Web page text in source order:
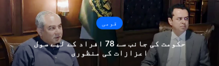
قومی
حکومت کی جانب سے 78 افراد کے لیے سول
اعزازات کی منظوری